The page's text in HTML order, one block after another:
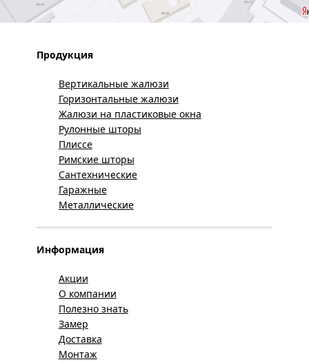
Продукция
Вертикальные жалюзи
Горизонтальные жалюзи
Жалюзи на пластиковые окна
Рулонные шторы
Плиссе
Римские шторы
Сантехнические
Гаражные
Металлические
Информация
Акции
О компании
Полезно знать
Замер
Доставка
Монтаж